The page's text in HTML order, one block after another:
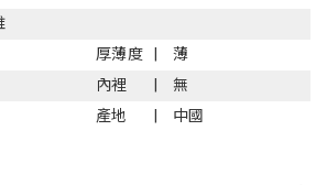
厚薄度
薄
內裡
無
產地 中國